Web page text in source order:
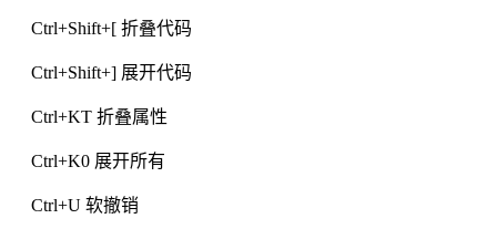
Ctrl+Shift+[ 折叠代码
Ctrl+Shift+] 展开代码
Ctrl+KT 折叠属性
Ctrl+K0 展开所有
Ctrl+U 软撤销